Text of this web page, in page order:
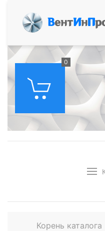
ВентИнП
0
Корень каталога